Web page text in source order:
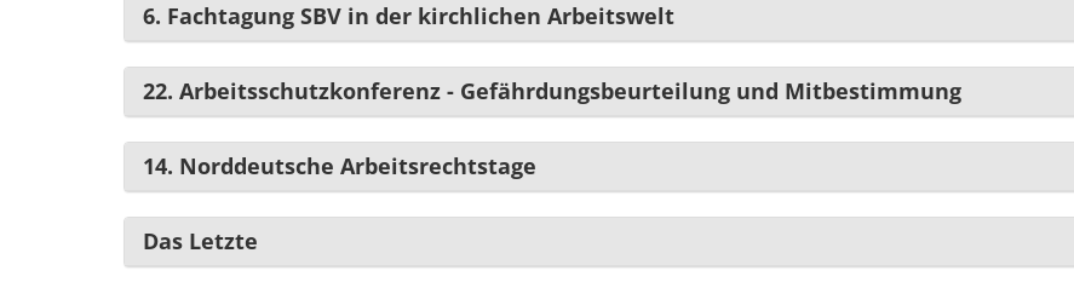
6. Fachtagung SBV in der kirchlichen Arbeitswelt
22. Arbeitsschutzkonferenz - Gefährdungsbeurteilung und Mitbestimmung
14. Norddeutsche Arbeitsrechtstage
Das Letzte